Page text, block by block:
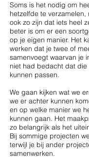
Soms is het nodig om
hetzelfde te verzamelen,
ook zo zijn dat iets heel
beter is om er een
op je eigen manier. Het
werken dat je twee of
samenvoegt waarvan je
niet had bedacht dat die
kunnen passen.
We gaan kijken wat we
we er achter kunnen
en op welke manier we
kunnen gaan. Het
zo belangrijk als het
Bij sommige projecten
terwijl je bij ander
samenwerken.